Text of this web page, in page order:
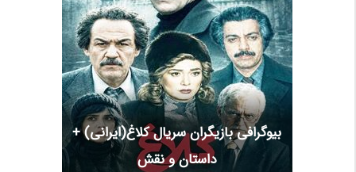
بیوگرافی بازیگران سریال کلاغ(ایرانی) +
داستان و نقش